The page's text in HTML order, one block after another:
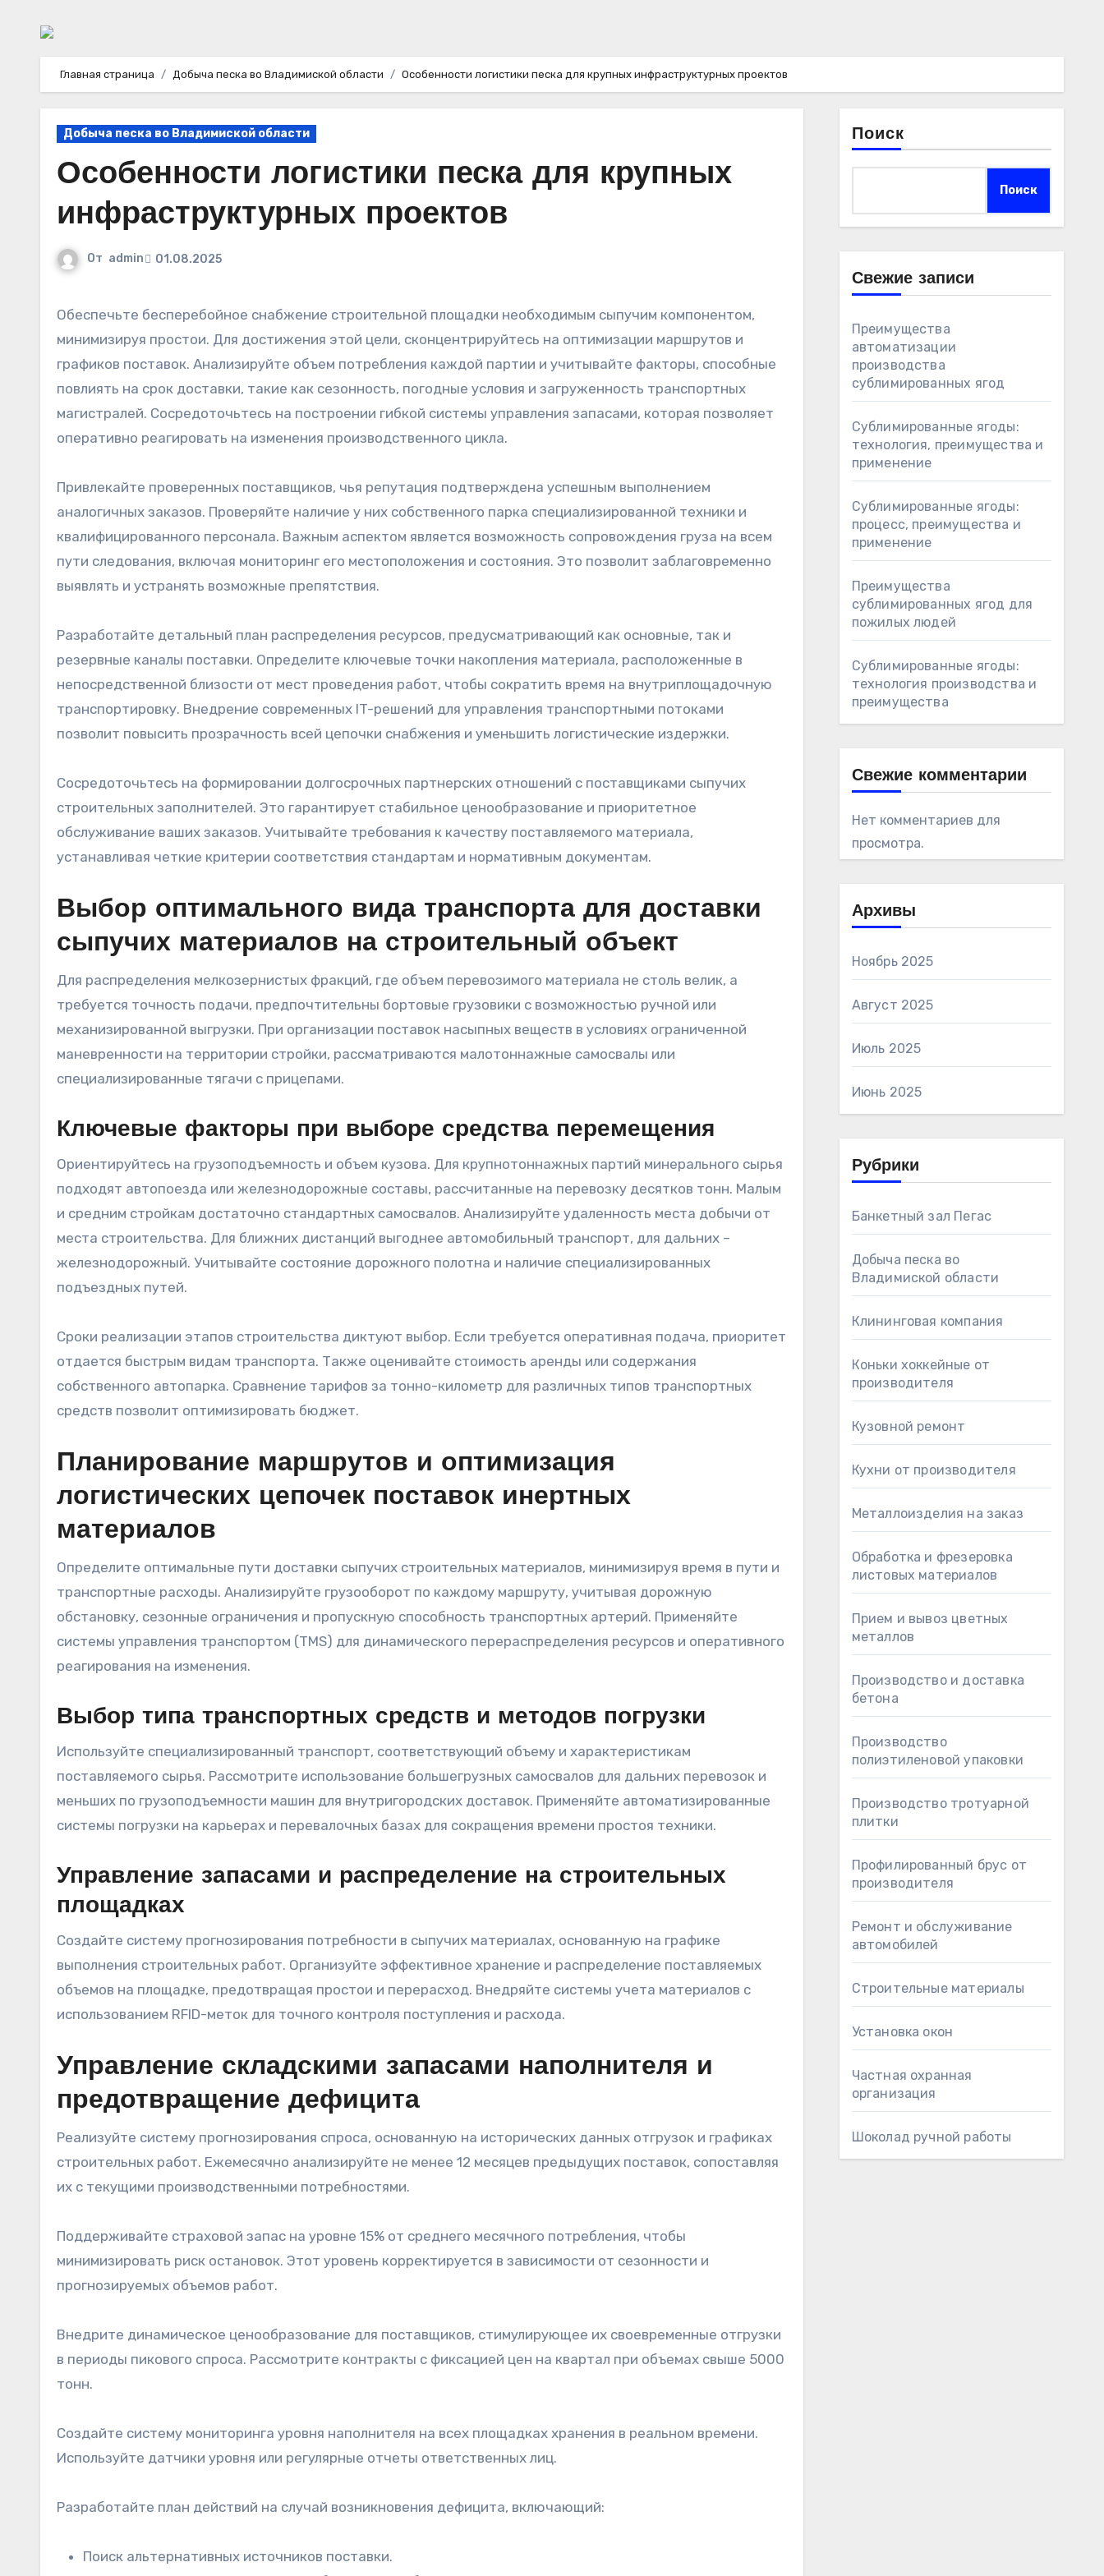
Главная страница Добыча песка во Владимиской области Особенности логистики песка для крупных инфраструктурных проектов
Добыча песка во Владимиской области
Особенности логистики песка для крупных
инфраструктурных проектов
От admin 01.08.2025
Обеспечьте бесперебойное снабжение строительной площадки необходимым сыпучим компонентом,
минимизируя простои. Для достижения этой цели, сконцентрируйтесь на оптимизации маршрутов и
графиков поставок. Анализируйте объем потребления каждой партии и учитывайте факторы, способные
повлиять на срок доставки, такие как сезонность, погодные условия и загруженность транспортных
магистралей. Сосредоточьтесь на построении гибкой системы управления запасами, которая позволяет
оперативно реагировать на изменения производственного цикла.
Привлекайте проверенных поставщиков, чья репутация подтверждена успешным выполнением
аналогичных заказов. Проверяйте наличие у них собственного парка специализированной техники и
квалифицированного персонала. Важным аспектом является возможность сопровождения груза на всем
пути следования, включая мониторинг его местоположения и состояния. Это позволит заблаговременно
выявлять и устранять возможные препятствия.
Разработайте детальный план распределения ресурсов, предусматривающий как основные, так и
резервные каналы поставки. Определите ключевые точки накопления материала, расположенные в
непосредственной близости от мест проведения работ, чтобы сократить время на внутриплощадочную
транспортировку. Внедрение современных IT-решений для управления транспортными потоками
позволит повысить прозрачность всей цепочки снабжения и уменьшить логистические издержки.
Сосредоточьтесь на формировании долгосрочных партнерских отношений с поставщиками сыпучих
строительных заполнителей. Это гарантирует стабильное ценообразование и приоритетное
обслуживание ваших заказов. Учитывайте требования к качеству поставляемого материала,
устанавливая четкие критерии соответствия стандартам и нормативным документам.
Выбор оптимального вида транспорта для доставки
сыпучих материалов на строительный объект
Для распределения мелкозернистых фракций, где объем перевозимого материала не столь велик, а
требуется точность подачи, предпочтительны бортовые грузовики с возможностью ручной или
механизированной выгрузки. При организации поставок насыпных веществ в условиях ограниченной
маневренности на территории стройки, рассматриваются малотоннажные самосвалы или
специализированные тягачи с прицепами.
Ключевые факторы при выборе средства перемещения
Ориентируйтесь на грузоподъемность и объем кузова. Для крупнотоннажных партий минерального сырья
подходят автопоезда или железнодорожные составы, рассчитанные на перевозку десятков тонн. Малым
и средним стройкам достаточно стандартных самосвалов. Анализируйте удаленность места добычи от
места строительства. Для ближних дистанций выгоднее автомобильный транспорт, для дальних –
железнодорожный. Учитывайте состояние дорожного полотна и наличие специализированных
подъездных путей.
Сроки реализации этапов строительства диктуют выбор. Если требуется оперативная подача, приоритет
отдается быстрым видам транспорта. Также оценивайте стоимость аренды или содержания
собственного автопарка. Сравнение тарифов за тонно-километр для различных типов транспортных
средств позволит оптимизировать бюджет.
Планирование маршрутов и оптимизация
логистических цепочек поставок инертных
материалов
Определите оптимальные пути доставки сыпучих строительных материалов, минимизируя время в пути и
транспортные расходы. Анализируйте грузооборот по каждому маршруту, учитывая дорожную
обстановку, сезонные ограничения и пропускную способность транспортных артерий. Применяйте
системы управления транспортом (TMS) для динамического перераспределения ресурсов и оперативного
реагирования на изменения.
Выбор типа транспортных средств и методов погрузки
Используйте специализированный транспорт, соответствующий объему и характеристикам
поставляемого сырья. Рассмотрите использование большегрузных самосвалов для дальних перевозок и
меньших по грузоподъемности машин для внутригородских доставок. Применяйте автоматизированные
системы погрузки на карьерах и перевалочных базах для сокращения времени простоя техники.
Управление запасами и распределение на строительных
площадках
Создайте систему прогнозирования потребности в сыпучих материалах, основанную на графике
выполнения строительных работ. Организуйте эффективное хранение и распределение поставляемых
объемов на площадке, предотвращая простои и перерасход. Внедряйте системы учета материалов с
использованием RFID-меток для точного контроля поступления и расхода.
Управление складскими запасами наполнителя и
предотвращение дефицита
Реализуйте систему прогнозирования спроса, основанную на исторических данных отгрузок и графиках
строительных работ. Ежемесячно анализируйте не менее 12 месяцев предыдущих поставок, сопоставляя
их с текущими производственными потребностями.
Поддерживайте страховой запас на уровне 15% от среднего месячного потребления, чтобы
минимизировать риск остановок. Этот уровень корректируется в зависимости от сезонности и
прогнозируемых объемов работ.
Внедрите динамическое ценообразование для поставщиков, стимулирующее их своевременные отгрузки
в периоды пикового спроса. Рассмотрите контракты с фиксацией цен на квартал при объемах свыше 5000
тонн.
Создайте систему мониторинга уровня наполнителя на всех площадках хранения в реальном времени.
Используйте датчики уровня или регулярные отчеты ответственных лиц.
Разработайте план действий на случай возникновения дефицита, включающий:
Поиск альтернативных источников поставки.
Поиск
Поиск
Свежие записи
Преимущества
автоматизации
производства
сублимированных ягод
Сублимированные ягоды:
технология, преимущества и
применение
Сублимированные ягоды:
процесс, преимущества и
применение
Преимущества
сублимированных ягод для
пожилых людей
Сублимированные ягоды:
технология производства и
преимущества
Свежие комментарии
Нет комментариев для
просмотра.
Архивы
Ноябрь 2025
Август 2025
Июль 2025
Июнь 2025
Рубрики
Банкетный зал Пегас
Добыча песка во
Владимиской области
Клининговая компания
Коньки хоккейные от
производителя
Кузовной ремонт
Кухни от производителя
Металлоизделия на заказ
Обработка и фрезеровка
листовых материалов
Прием и вывоз цветных
металлов
Производство и доставка
бетона
Производство
полиэтиленовой упаковки
Производство тротуарной
плитки
Профилированный брус от
производителя
Ремонт и обслуживание
автомобилей
Строительные материалы
Установка окон
Частная охранная
организация
Шоколад ручной работы